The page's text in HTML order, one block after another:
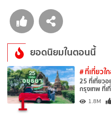
ยอดนิยมในตอนนี้
1
# ที่เที่ยวใ
25 ที่เที่ยวอ
กรุงเทพ ที่เ
1.8M